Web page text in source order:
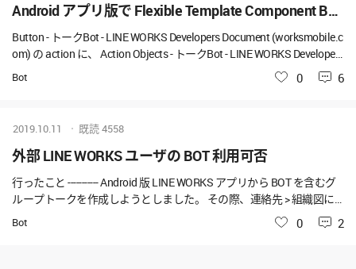
Android アプリ版で Flexible Template Component Button Message Action の postback が送信されない
Button - トークBot - LINE WORKS Developers Document (worksmobile.c
om) の action に、 Action Objects - トークBot - LINE WORKS Developers
Document (worksmobile.com) の Message Action の postback に文字列
を設定しております。 Android アプリ版ではボタンをタップしてもメ
せん。 ブラウザ版では postback パラメータも送信されておりまし
た。 お手数ですが、ご確認いただけないでしょうか。 Template の種
類は異なりますが、下記と同様な現象かと存じます。 Windowsアプ
合わせ - LINE WORKS Developers : コミュニティ (worksmobile.com) *
発生日時: 2021/4/23 15:30 頃 * Android アプリバージョ
Bot いいね
0 6
外部 LINE WORKS ユーザの BOT 利用可否
行ったこと ----------- Android 版 LINE WORKS アプリから BOT を含むグ
ループトークを作成しようとしました。 その際、連絡先 > 組織図に
表示されるユーザ以外に、連絡先 > 外部に表示される`外部 LINE WOR
KS ユーザ` も BOT を含むグループトークに追加しようとしました。
Bot
2019.10.11 既読4558
いいね
0 2